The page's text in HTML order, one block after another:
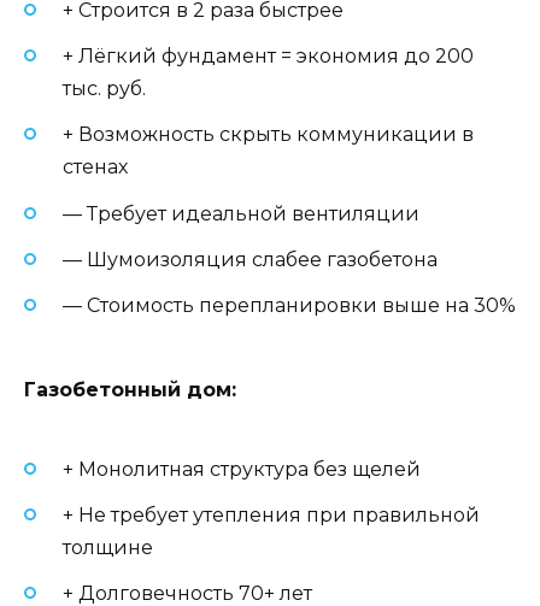
+ Строится в 2 раза быстрее
+ Лёгкий фундамент = экономия до 200
тыс. руб.
+ Возможность скрыть коммуникации в
стенах
— Требует идеальной вентиляции
— Шумоизоляция слабее газобетона
— Стоимость перепланировки выше на 30%
Газобетонный дом:
+ Монолитная структура без щелей
+ Не требует утепления при правильной
толщине
+ Долговечность 70+ лет